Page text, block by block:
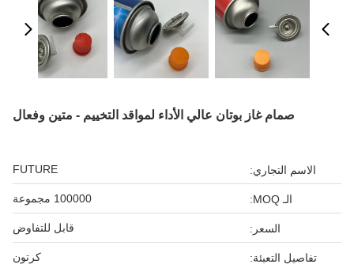
صمام غاز بوتان عالي الأداء لمواقد التخييم - متين وفعال
الاسم التجاري: FUTURE
الـ MOQ: 100000 مجموعة
السعر: قابل للتفاوض
تفاصيل التعبئة: كرتون